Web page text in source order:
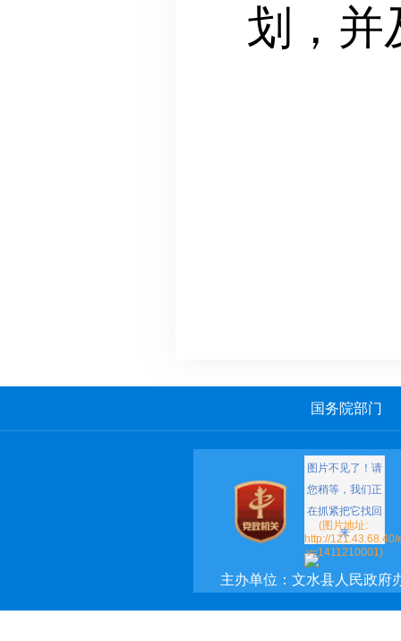
划，并
国务院部门
主办单位：文水县人民政府